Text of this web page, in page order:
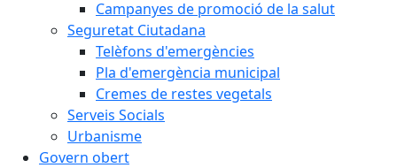
Campanyes de promoció de la salut
Seguretat Ciutadana
Telèfons d'emergències
Pla d'emergència municipal
Cremes de restes vegetals
Serveis Socials
Urbanisme
Govern obert